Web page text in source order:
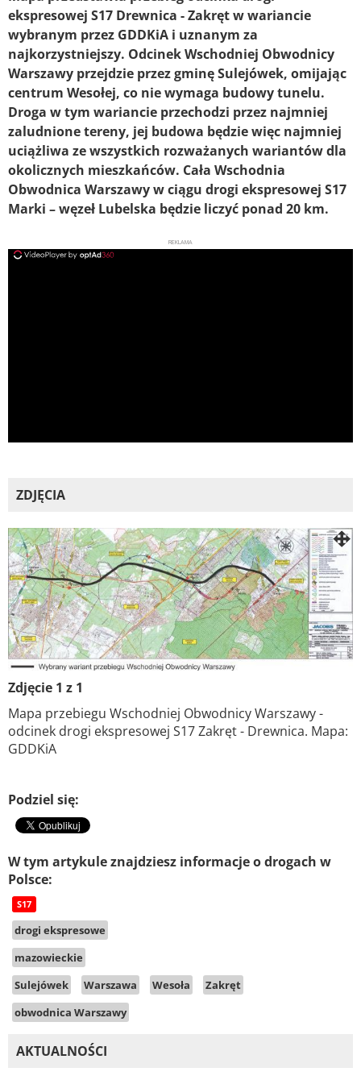
ekspresowej S17 Drewnica - Zakręt w wariancie
wybranym przez GDDKiA i uznanym za
najkorzystniejszy. Odcinek Wschodniej Obwodnicy
Warszawy przejdzie przez gminę Sulejówek, omijając
centrum Wesołej, co nie wymaga budowy tunelu.
Droga w tym wariancie przechodzi przez najmniej
zaludnione tereny, jej budowa będzie więc najmniej
uciążliwa ze wszystkich rozważanych wariantów dla
okolicznych mieszkańców. Cała Wschodnia
Obwodnica Warszawy w ciągu drogi ekspresowej S17
Marki – węzeł Lubelska będzie liczyć ponad 20 km.
REKLAMA
ZDJĘCIA
Zdjęcie 1 z 1
Mapa przebiegu Wschodniej Obwodnicy Warszawy -
odcinek drogi ekspresowej S17 Zakręt - Drewnica. Mapa:
GDDKiA
Podziel się:
W tym artykule znajdziesz informacje o drogach w
Polsce:
S17
drogi ekspresowe
mazowieckie
Sulejówek
Warszawa Wesoła
Zakręt
obwodnica Warszawy
AKTUALNOŚCI